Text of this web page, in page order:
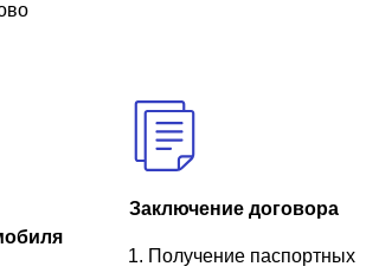
Заключение договора
Получение паспортных